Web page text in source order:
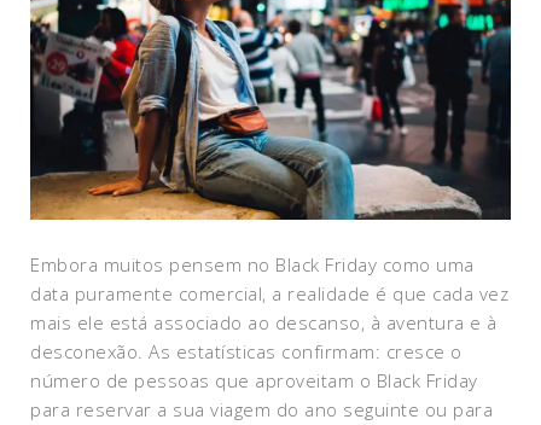
Embora muitos pensem no Black Friday como uma
data puramente comercial, a realidade é que cada vez
mais ele está associado ao descanso, à aventura e à
desconexão. As estatísticas confirmam: cresce o
número de pessoas que aproveitam o Black Friday
para reservar a sua viagem do ano seguinte ou para